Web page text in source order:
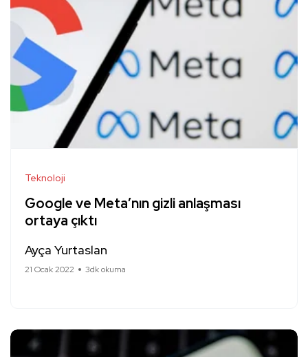
Teknoloji
Google ve Meta’nın gizli anlaşması
ortaya çıktı
Ayça Yurtaslan
21 Ocak 2022 3dk okuma